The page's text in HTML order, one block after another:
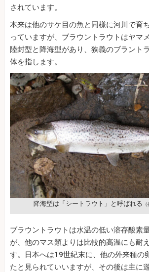
されています。
本来は他のサケ目の魚と同様に河川で育
っていますが、ブラウントラウトはヤマ
陸封型と降海型があり、狭義のブラント
体を指します。
降海型は「シートラウト」と呼ばれる
ブラウントラウトは水温の低い溶存酸素
が、他のマス類よりは比較的高温にも耐
す。日本へは19世紀末に、他の外来種の
たと見られていいますが、その後は主に